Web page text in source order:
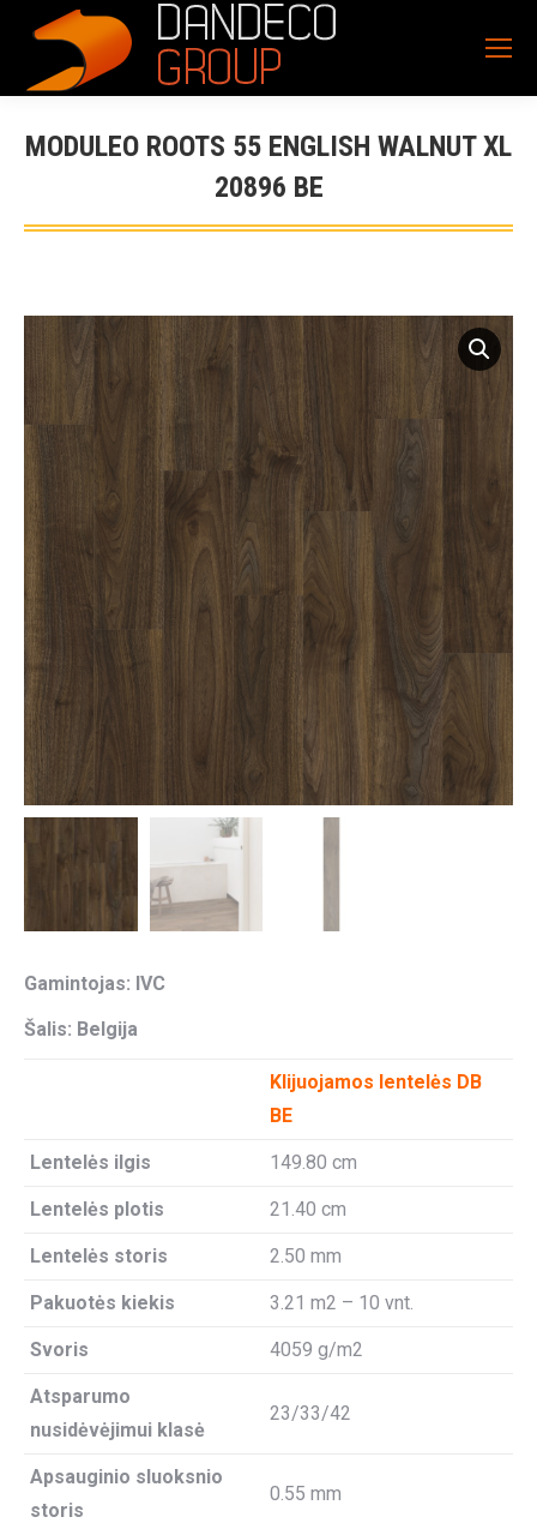
MODULEO ROOTS 55 ENGLISH WALNUT XL
20896 BE
Gamintojas: IVC
Šalis: Belgija
Klijuojamos lentelės DB
BE
Lentelės ilgis 149.80 cm
Lentelės plotis 21.40 cm
Lentelės storis 2.50 mm
Pakuotės kiekis 3.21 m2 – 10 vnt.
Svoris 4059 g/m2
Atsparumo
nusidėvėjimui klasė
23/33/42
Apsauginio sluoksnio
storis
0.55 mm